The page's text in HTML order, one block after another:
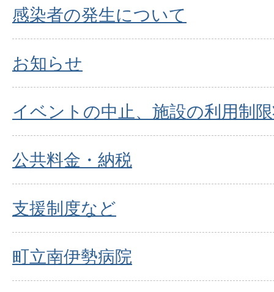
感染者の発生について
お知らせ
イベントの中止、施設の利用制
公共料金・納税
支援制度など
町立南伊勢病院